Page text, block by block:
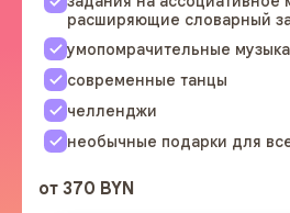
расширяющие словарный
умопомрачительные
современные танцы
челленджи
необычные подарки для
от 370 BYN